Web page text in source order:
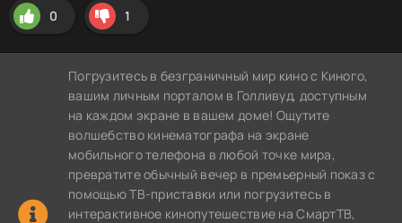
0 1
Погрузитесь в безграничный мир кино с Киного,
вашим личным порталом в Голливуд, доступным
на каждом экране в вашем доме! Ощутите
волшебство кинематографа на экране
мобильного телефона в любой точке мира,
превратите обычный вечер в премьерный показ с
помощью ТВ-приставки или погрузитесь в
интерактивное кинопутешествие на СмартТВ,